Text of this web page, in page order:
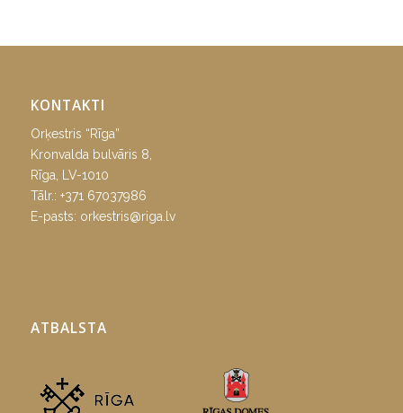
KONTAKTI
Orķestris “Rīga”
Kronvalda bulvāris 8,
Rīga, LV-1010
Tālr.: +371 67037986
E-pasts: orkestris@riga.lv
ATBALSTA